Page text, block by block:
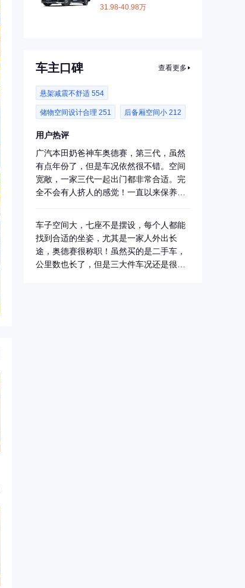
31.98-40.98万
车主口碑 查看更多
悬架减震不舒适 554
储物空间设计合理 251 后备厢空间小 212
用户热评
广汽本田奶爸神车奥德赛，第三代，虽然
有点年份了，但是车况依然很不错。空间
宽敞，一家三代一起出门都非常合适。完
全不会有人挤人的感觉！一直以来保养的
车子空间大，七座不是摆设，每个人都能
找到合适的坐姿，尤其是一家人外出长
途，奥德赛很称职！虽然买的是二手车，
公里数也长了，但是三大件车况还是很不